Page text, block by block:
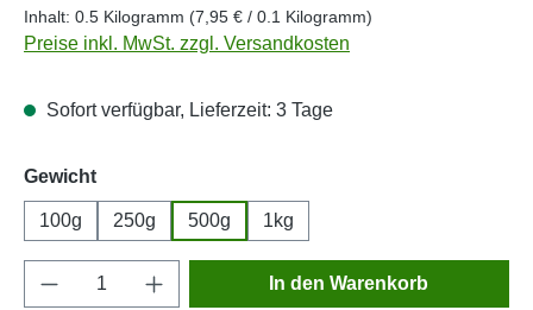
Inhalt: 0.5 Kilogramm (7,95 € / 0.1 Kilogramm)
Preise inkl. MwSt. zzgl. Versandkosten
Sofort verfügbar, Lieferzeit: 3 Tage
Gewichtauswählen
100g 250g 500g 1kg
Produkt Anzahl: Gib den gewünschten
In den Warenkorb